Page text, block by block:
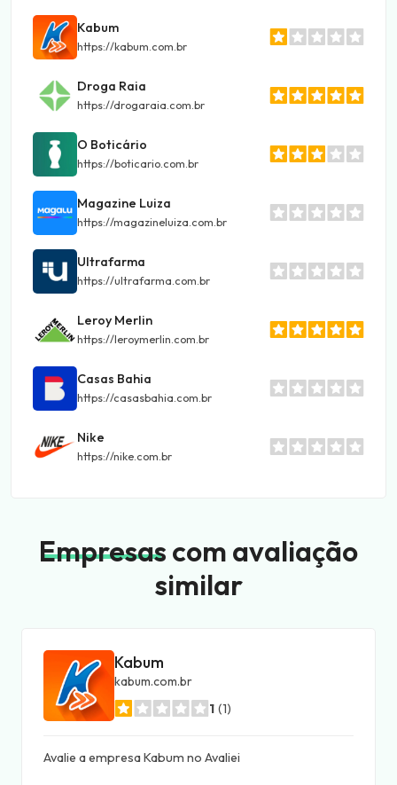
Kabum
https://kabum.com.br
Droga Raia
https://drogaraia.com.br
O Boticário
https://boticario.com.br
Magazine Luiza
https://magazineluiza.com.br
Ultrafarma
https://ultrafarma.com.br
Leroy Merlin
https://leroymerlin.com.br
Casas Bahia
https://casasbahia.com.br
Nike
https://nike.com.br
Empresas com avaliação
similar
Kabum
kabum.com.br
1 (1)
Avalie a empresa Kabum no Avaliei